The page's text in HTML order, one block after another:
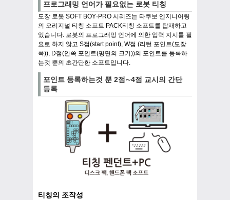
프로그래밍 언어가 필요없는 로봇 티칭
도장 로봇 SOFT BOY·PRO 시리즈는 타쿠보 엔지니어링
의 오리지널 티칭 소프트 PACK티칭 소프트를 탑재하고
있습니다. 로봇의 프로그래밍 언어에 의한 입력 지시를 필
요로 하지 않고 S점(start point), W점 (리턴 포인트(도장
폭)), D점(안쪽 포인트(평면의 크기))의 포인트를 등록하
는것 뿐의 초간단한 소프트입니다.
포인트 등록하는것 뿐 2점∼4점 교시의 간단
등록
티칭의 조작성